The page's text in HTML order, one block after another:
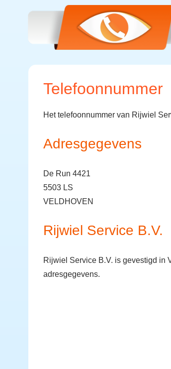
Telefoonnummer
Het telefoonnummer van Rijwiel
Adresgegevens
De Run 4421
5503 LS
VELDHOVEN
Rijwiel Service B.V.
Rijwiel Service B.V. is gevestigd in
adresgegevens.